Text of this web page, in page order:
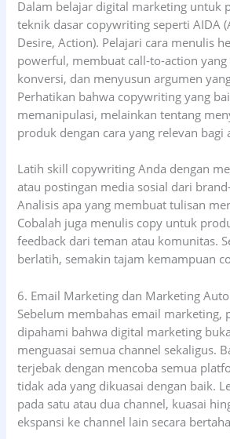
Dalam belajar digital marketing untuk
teknik dasar copywriting seperti AIDA
Desire, Action). Pelajari cara menulis
powerful, membuat call-to-action
konversi, dan menyusun argumen
Perhatikan bahwa copywriting yang
memanipulasi, melainkan tentang
produk dengan cara yang relevan bagi
Latih skill copywriting Anda dengan
atau postingan media sosial dari
Analisis apa yang membuat tulisan
Cobalah juga menulis copy untuk
feedback dari teman atau komunitas.
berlatih, semakin tajam kemampuan
6. Email Marketing dan Marketing
Sebelum membahas email marketing,
dipahami bahwa digital marketing
menguasai semua channel sekaligus.
terjebak dengan mencoba semua
tidak ada yang dikuasai dengan baik.
pada satu atau dua channel, kuasai
ekspansi ke channel lain secara